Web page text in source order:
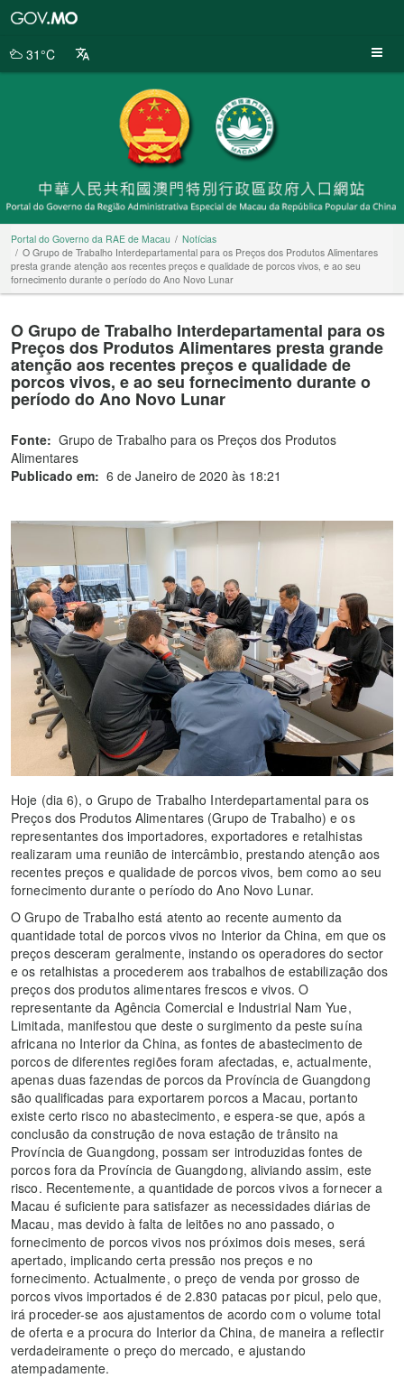
da
31°C
Portal do Governo da RAE de Macau
Notícias
O Grupo de Trabalho Interdepartamental para os Preços dos Produtos Alimentares
presta grande atenção aos recentes preços e qualidade de porcos vivos, e ao seu
fornecimento durante o período do Ano Novo Lunar
O Grupo de Trabalho Interdepartamental para os
Preços dos Produtos Alimentares presta grande
atenção aos recentes preços e qualidade de
porcos vivos, e ao seu fornecimento durante o
período do Ano Novo Lunar
Fonte: Grupo de Trabalho para os Preços dos Produtos
Alimentares
Publicado em: 6 de Janeiro de 2020 às 18:21
Hoje (dia 6), o Grupo de Trabalho Interdepartamental para os
Preços dos Produtos Alimentares (Grupo de Trabalho) e os
representantes dos importadores, exportadores e retalhistas
realizaram uma reunião de intercâmbio, prestando atenção aos
recentes preços e qualidade de porcos vivos, bem como ao seu
fornecimento durante o período do Ano Novo Lunar.
O Grupo de Trabalho está atento ao recente aumento da
quantidade total de porcos vivos no Interior da China, em que os
preços desceram geralmente, instando os operadores do sector
e os retalhistas a procederem aos trabalhos de estabilização dos
preços dos produtos alimentares frescos e vivos. O
representante da Agência Comercial e Industrial Nam Yue,
Limitada, manifestou que deste o surgimento da peste suína
africana no Interior da China, as fontes de abastecimento de
porcos de diferentes regiões foram afectadas, e, actualmente,
apenas duas fazendas de porcos da Província de Guangdong
são qualificadas para exportarem porcos a Macau, portanto
existe certo risco no abastecimento, e espera-se que, após a
conclusão da construção de nova estação de trânsito na
Província de Guangdong, possam ser introduzidas fontes de
porcos fora da Província de Guangdong, aliviando assim, este
risco. Recentemente, a quantidade de porcos vivos a fornecer a
Macau é suficiente para satisfazer as necessidades diárias de
Macau, mas devido à falta de leitões no ano passado, o
fornecimento de porcos vivos nos próximos dois meses, será
apertado, implicando certa pressão nos preços e no
fornecimento. Actualmente, o preço de venda por grosso de
porcos vivos importados é de 2.830 patacas por picul, pelo que,
irá proceder-se aos ajustamentos de acordo com o volume total
de oferta e a procura do Interior da China, de maneira a reflectir
verdadeiramente o preço do mercado, e ajustando
atempadamente.